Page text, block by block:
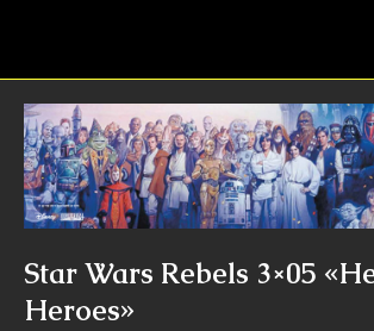
Star Wars Rebels 3×05
Heroes»